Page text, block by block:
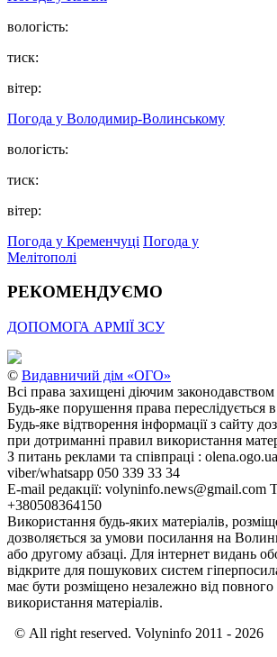
вологість:
тиск:
вітер:
Погода у Володимир-Волинському
вологість:
тиск:
вітер:
Погода у Кременчуці Погода у
Мелітополі
РЕКОМЕНДУЄМО
ДОПОМОГА АРМІЇ ЗСУ
© Видавничий дім «ОГО»
Всі права захищені діючим
Будь-яке порушення права переслідується
Будь-яке відтворення інформації з сайту
при дотриманні правил використання
З питань реклами та співпраці :
viber/whatsapp 050 339 33 34
E-mail редакції: volyninfo.news@gmail.com
+380508364150
Використання будь-яких матеріалів,
дозволяється за умови посилання на
або другому абзаці. Для інтернет видань
відкрите для пошукових систем
має бути розміщено незалежно від повного
використання матеріалів.
© All right reserved. Volyninfo 2011 - 2026